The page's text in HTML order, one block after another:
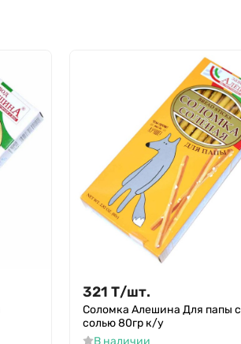
321 Т/шт.
Соломка Алешина Для папы с
солью 80гр к/у
В наличии